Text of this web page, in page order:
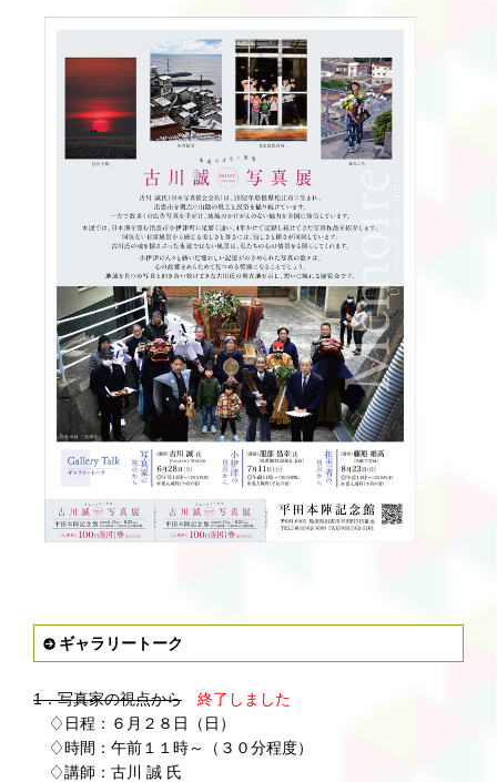
ギャラリートーク
1．写真家の視点から
終了しました
♢日程：６月２８日（日）
♢時間：午前１１時～（３０分程度）
♢講師：古川 誠 氏